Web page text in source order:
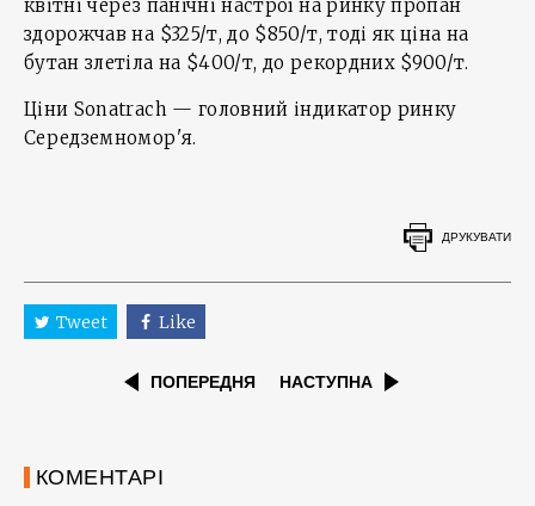
квітні через панічні настрої на ринку пропан
здорожчав на $325/т, до $850/т, тоді як ціна на
бутан злетіла на $400/т, до рекордних $900/т.
Ціни Sonatrach — головний індикатор ринку
Середземномор'я.
ДРУКУВАТИ
Tweet Like
ПОПЕРЕДНЯ НАСТУПНА
КОМЕНТАРІ